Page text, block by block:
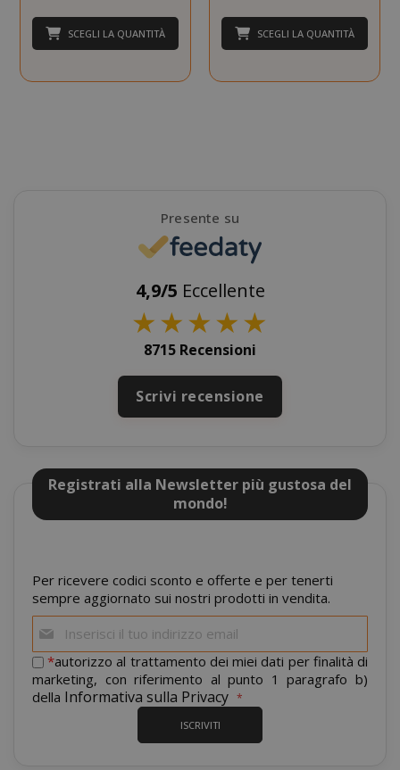
SCEGLI LA QUANTITÀ SCEGLI LA QUANTITÀ
Presente su
4,9/5 Eccellente
★★★★★
8715 Recensioni
Scrivi recensione
Registrati alla Newsletter più gustosa del
mondo!
Per ricevere codici sconto e offerte e per tenerti
sempre aggiornato sui nostri prodotti in vendita.
alla
nostra
newsletter:
*autorizzo al trattamento dei miei dati per finalità di
marketing, con riferimento al punto 1 paragrafo b)
della Informativa sulla Privacy
ISCRIVITI
sito web come l'accesso dell'utente e la
gestione dell'account. Il sito web non può
cookie strettamente necessari.
CookieScriptConsent
SADEVSESSID
_GRECAPTCHA Google
Privacy Policy